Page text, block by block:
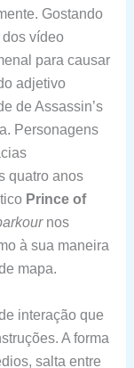
Gostando
vídeo
para causar
adjetivo
de Assassin’s
Personagens
quatro anos
Prince of
nos
à sua maneira
mapa.
interação que
A forma
salta entre